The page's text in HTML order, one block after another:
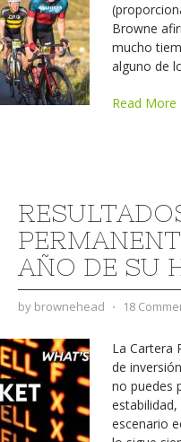
Browne
mucho
alguno de
Read
AÑO DE SU
by brownehead ⋅ 18
La Cartera
de
no puedes
escenario